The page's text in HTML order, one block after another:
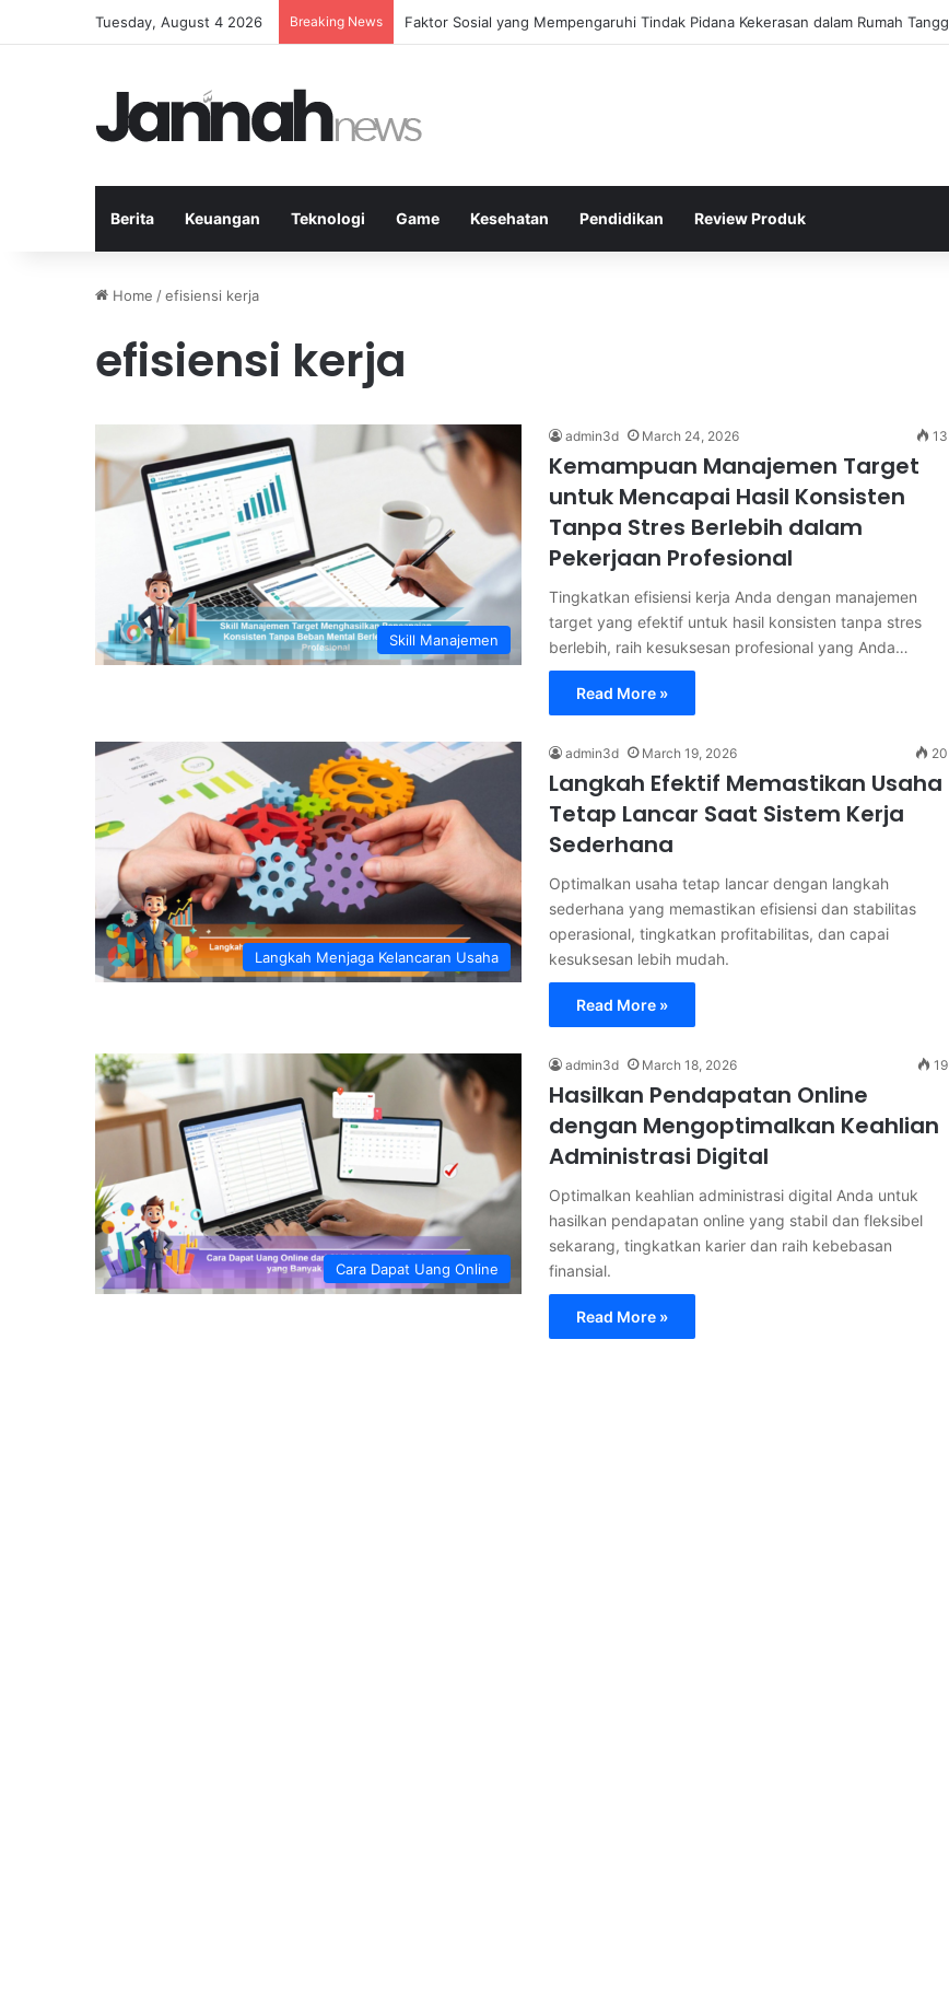
Tuesday, August 4 2026 Breaking News Peran Strategis Kepolisian Dalam Penanganan Kejahatan Siber di Indonesia
Berita Keuangan Teknologi Game Kesehatan Pendidikan Review Produk
Home /efisiensi kerja
efisiensi kerja
Skill Manajemen
admin3d March 24, 2026 13
Kemampuan Manajemen Target
untuk Mencapai Hasil Konsisten
Tanpa Stres Berlebih dalam
Pekerjaan Profesional
Tingkatkan efisiensi kerja Anda dengan manajemen
target yang efektif untuk hasil konsisten tanpa stres
berlebih, raih kesuksesan profesional yang Anda…
Read More »
Langkah Menjaga Kelancaran Usaha
admin3d March 19, 2026 20
Langkah Efektif Memastikan Usaha
Tetap Lancar Saat Sistem Kerja
Sederhana
Optimalkan usaha tetap lancar dengan langkah
sederhana yang memastikan efisiensi dan stabilitas
operasional, tingkatkan profitabilitas, dan capai
kesuksesan lebih mudah.
Read More »
Cara Dapat Uang Online
admin3d March 18, 2026 19
Hasilkan Pendapatan Online
dengan Mengoptimalkan Keahlian
Administrasi Digital
Optimalkan keahlian administrasi digital Anda untuk
hasilkan pendapatan online yang stabil dan fleksibel
sekarang, tingkatkan karier dan raih kebebasan
finansial.
Read More »